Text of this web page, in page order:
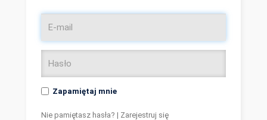
Zapamiętaj mnie
Nie pamiętasz hasła? | Zarejestruj się